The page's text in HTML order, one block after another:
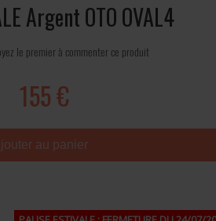
Argent OTO OVAL4
le premier à commenter ce produit
155 €
au panier